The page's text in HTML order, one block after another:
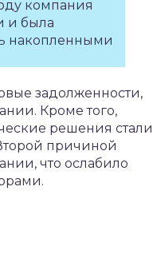
компания
и была
накопленными
задолженности,
Кроме того,
решения стали
причиной
что ослабило